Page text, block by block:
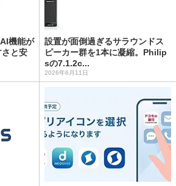
機能が
と安
設置が面倒過ぎるサラウンドス
ピーカー群を1本に凝縮。Philip
sの7.1.2c...
2026年6月11日